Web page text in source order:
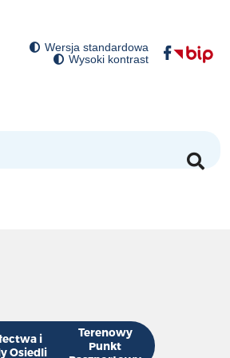
czcionki
czcionki
Wersja standardowa
Wysoki kontrast
i
Osiedli
Terenowy
Punkt